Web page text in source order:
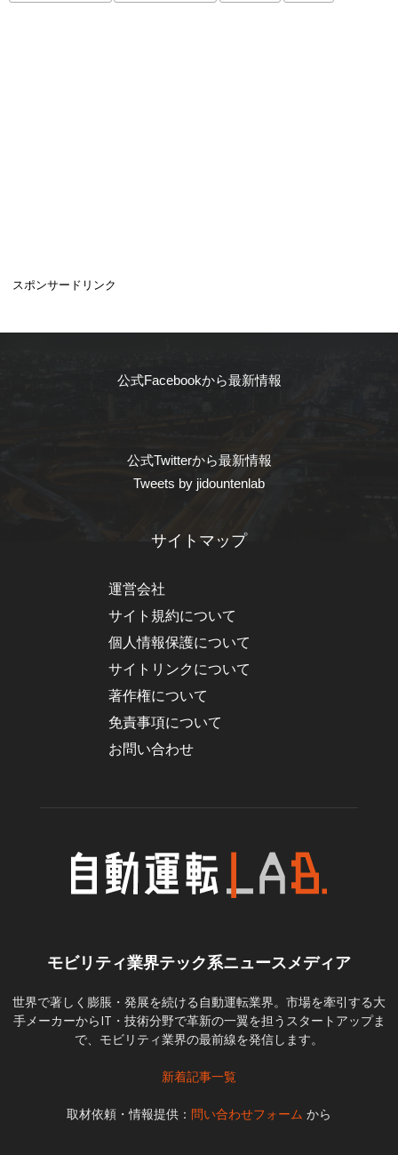
スポンサードリンク
公式Facebookから最新情報
公式Twitterから最新情報
Tweets by jidountenlab
サイトマップ
運営会社
サイト規約について
個人情報保護について
サイトリンクについて
著作権について
免責事項について
お問い合わせ
モビリティ業界テック系ニュースメディア
世界で著しく膨脹・発展を続ける自動運転業界。市場を牽引する大
手メーカーからIT・技術分野で革新の一翼を担うスタートアップま
で、モビリティ業界の最前線を発信します。
新着記事一覧
取材依頼・情報提供： 問い合わせフォーム から